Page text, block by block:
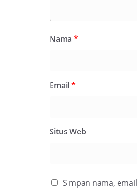
Nama *
Email*
Situs Web
Simpan nama,